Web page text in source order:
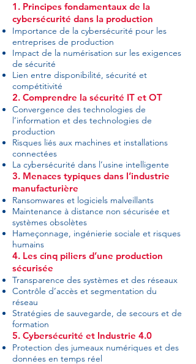
1. Principes fondamentaux de la
cybersécurité dans la production
Importance de la cybersécurité pour les
entreprises de production
Impact de la numérisation sur les exigences
de sécurité
Lien entre disponibilité, sécurité et
compétitivité
2. Comprendre la sécurité IT et OT
Convergence des technologies de
l’information et des technologies de
production
Risques liés aux machines et installations
connectées
La cybersécurité dans l’usine intelligente
3. Menaces typiques dans l’industrie
manufacturière
Ransomwares et logiciels malveillants
Maintenance à distance non sécurisée et
systèmes obsolètes
Hameçonnage, ingénierie sociale et risques
humains
4. Les cinq piliers d’une production
sécurisée
Transparence des systèmes et des réseaux
Contrôle d’accès et segmentation du
réseau
Stratégies de sauvegarde, de secours et de
formation
5. Cybersécurité et Industrie 4.0
Protection des jumeaux numériques et des
données en temps réel